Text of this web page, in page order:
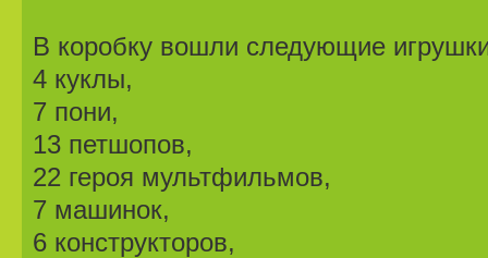
В коробку вошли следующие
4 куклы,
7 пони,
13 петшопов,
22 героя мультфильмов,
7 машинок,
6 конструкторов,